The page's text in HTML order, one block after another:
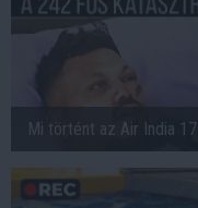
Mi történt az Air India